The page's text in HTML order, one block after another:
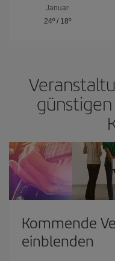
Januar
24º/ 18º
Kommende
einblenden